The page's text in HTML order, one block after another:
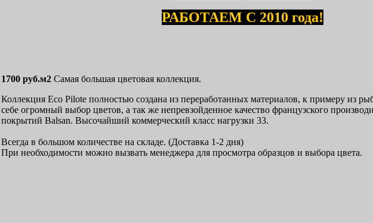
РАБОТАЕМ С 2010 года!
1700 руб.м2 Самая большая цветовая коллекция.
Коллекция Eco Pilote полностью создана из переработанных материалов, к примеру из
себе огромный выбор цветов, а так же непревзойденное качество французского
покрытий Balsan. Высочайший коммерческий класс нагрузки 33.
Всегда в большом количестве на складе. (Доставка 1-2 дня)
При необходимости можно вызвать менеджера для просмотра образцов и выбора цвета.